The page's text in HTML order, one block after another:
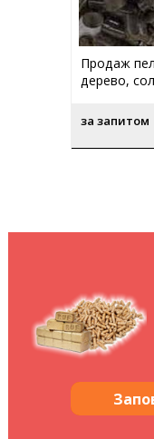
Продаж
дерево,
за запитом